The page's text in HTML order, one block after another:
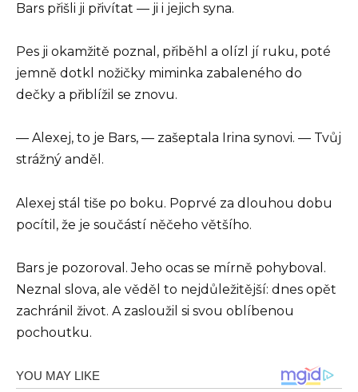
Bars přišli ji přivítat — ji i jejich syna.
Pes ji okamžitě poznal, přiběhl a olízl jí ruku, poté
jemně dotkl nožičky miminka zabaleného do
dečky a přiblížil se znovu.
— Alexej, to je Bars, — zašeptala Irina synovi. — Tvůj
strážný anděl.
Alexej stál tiše po boku. Poprvé za dlouhou dobu
pocítil, že je součástí něčeho většího.
Bars je pozoroval. Jeho ocas se mírně pohyboval.
Neznal slova, ale věděl to nejdůležitější: dnes opět
zachránil život. A zasloužil si svou oblíbenou
pochoutku.